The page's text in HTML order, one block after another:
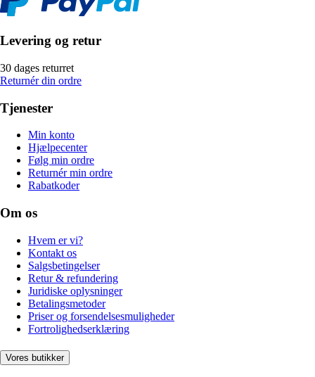
Levering og retur
30 dages returret
Returnér din ordre
Tjenester
Min konto
Hjælpecenter
Følg min ordre
Returnér min ordre
Rabatkoder
Om os
Hvem er vi?
Kontakt os
Salgsbetingelser
Retur & refundering
Juridiske oplysninger
Betalingsmetoder
Priser og forsendelsesmuligheder
Fortrolighedserklæring
Vores butikker